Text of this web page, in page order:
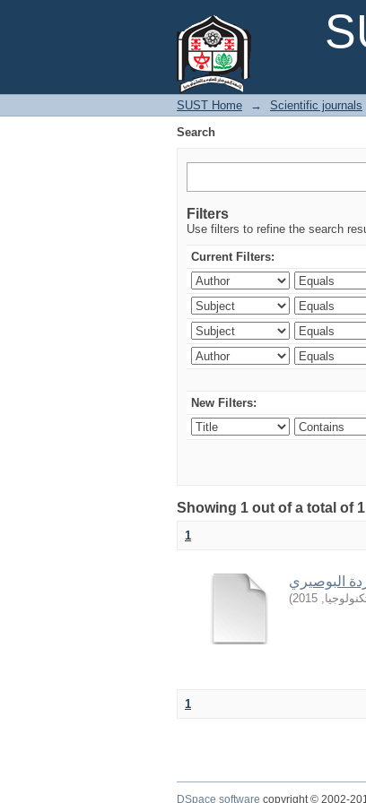
SUST Home → Scientific journals
Search
Filters
Use filters to refine the search
Current Filters:
New Filters:
Showing 1 out of a total of
1
البوصيري
,
2015
)
1
DSpace software copyright © 2002-